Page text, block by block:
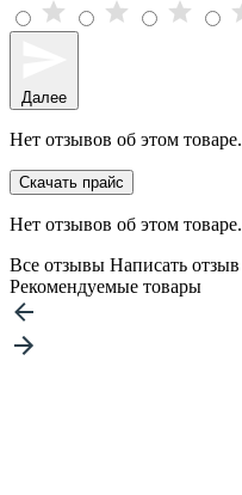
Далее
Нет отзывов об этом товаре.
Скачать прайс
Нет отзывов об этом товаре.
Все отзывы Написать отзыв
Рекомендуемые товары